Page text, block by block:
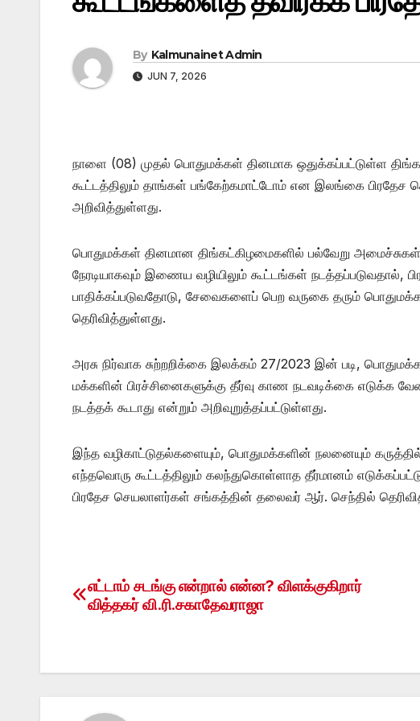
By Kalmunainet Admin
JUN 7, 2026
நாளை (08) முதல் பொதுமக்கள் தினமாக ஒதுக்கப்பட்டுள்ள
கூட்டத்திலும் தாங்கள் பங்கேற்கமாட்டோம் என இலங்கை பிரதேச
அறிவித்துள்ளது.
பொதுமக்கள் தினமான திங்கட்கிழமைகளில் பல்வேறு
நேரடியாகவும் இணைய வழியிலும் கூட்டங்கள்
பாதிக்கப்படுவதோடு, சேவைகளைப் பெற வருகை தரும்
தெரிவித்துள்ளது.
அரசு நிர்வாக சுற்றறிக்கை இலக்கம் 27/2023 இன் படி,
மக்களின் பிரச்சினைகளுக்கு தீர்வு காண நடவடிக்கை எடுக்க
நடத்தக் கூடாது என்றும் அறிவுறுத்தப்பட்டுள்ளது.
இந்த வழிகாட்டுதல்களையும், பொதுமக்களின் நலனையும்
எந்தவொரு கூட்டத்திலும் கலந்துகொள்ளாத தீர்மானம்
பிரதேச செயலாளர்கள் சங்கத்தின் தலைவர் ஆர். செந்தில்
Post
எட்டாம் சடங்கு என்றால் என்ன? விளக்குகிறார்
வித்தகர் வி.ரி.சகாதேவராஜா